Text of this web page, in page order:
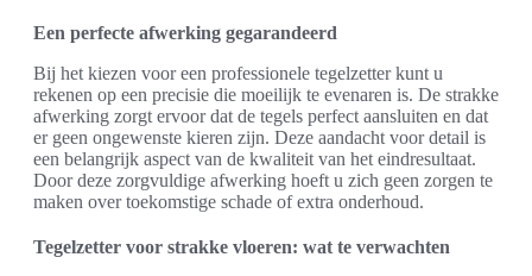
Een perfecte afwerking gegarandeerd
Bij het kiezen voor een professionele tegelzetter kunt u
rekenen op een precisie die moeilijk te evenaren is. De strakke
afwerking zorgt ervoor dat de tegels perfect aansluiten en dat
er geen ongewenste kieren zijn. Deze aandacht voor detail is
een belangrijk aspect van de kwaliteit van het eindresultaat.
Door deze zorgvuldige afwerking hoeft u zich geen zorgen te
maken over toekomstige schade of extra onderhoud.
Tegelzetter voor strakke vloeren: wat te verwachten